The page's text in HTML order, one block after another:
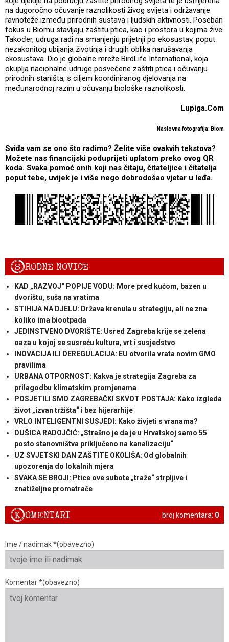
na dugoročno očuvanje raznolikosti živog svijeta i održavanje
ravnoteže između prirodnih sustava i ljudskih aktivnosti. Poseban
fokus u Biomu stavljaju zaštitu ptica, kao i prostora u kojima žive.
Također, udruga radi na smanjenju prijetnji po ekosustav, poput
nezakonitog ubijanja životinja i drugih oblika narušavanja
ekosustava. Dio je globalne mreže BirdLife International, koja
okuplja nacionalne udruge posvećene zaštiti ptica i očuvanju
prirodnih staništa, s ciljem koordiniranog djelovanja na
međunarodnoj razini u očuvanju biološke raznolikosti.
Lupiga.Com
Naslovna fotografija: Biom
Sviđa vam se ono što radimo? Želite više ovakvih tekstova?
Možete nas financijski poduprijeti uplatom preko ovog QR
koda. Svaka pomoć onih koji nas čitaju, čitateljice i čitatelja
poput tebe, uvijek je i više nego dobrodošao vjetar u leđa.
SRODNE NOVICE
KAD „RAZVOJ“ POPIJE VODU: More pred kućom, bazen u
dvorištu, suša na vratima
STIHIJA NA DJELU: Država krenula u strategiju, ali ne zna
koliko ima biootpada
JEDINSTVENO DVORIŠTE: Usred Zagreba krije se zelena
oaza u kojoj se susreću kultura, vrt i susjedstvo
INOVACIJA ILI DEREGULACIJA: EU otvorila vrata novim GMO
pravilima
URBANA OTPORNOST: Kakva je strategija Zagreba za
prilagodbu klimatskim promjenama
POSJETILI SMO ZAGREBAČKI SKVOT POSTAJA: Kako izgleda
život „izvan tržišta“ i bez hijerarhije
VRLO INTELIGENTNI SUSJEDI: Kako živjeti s vranama?
DUŠICA RADOJČIĆ: „Strašno je da je u Hrvatskoj samo 55
posto stanovništva priključeno na kanalizaciju“
UZ SVJETSKI DAN ZAŠTITE OKOLIŠA: Od globalnih
upozorenja do lokalnih mjera
SVAKA SE BROJI: Ptice ove subote „traže“ strpljive i
znatiželjne promatrače
broj komentara: 0
KOMENTARI
Ime / nadimak *(obavezno)
Komentar *(obavezno)